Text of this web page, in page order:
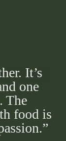
It’s
one
The
food is